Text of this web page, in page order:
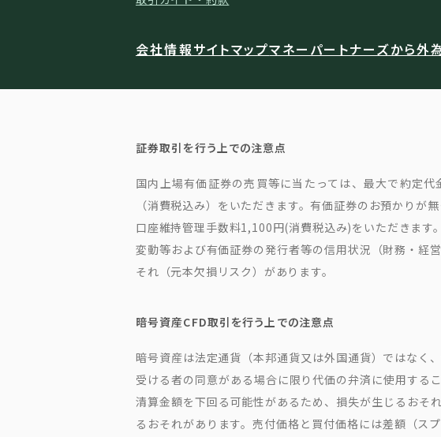
会社情報サイトマップマネーパートナーズから外
証券取引を行う上での注意点
国内上場有価証券の売買等に当たっては、最大で約定
（消費税込み）をいただきます。有価証券のお預かり
口座維持管理手数料1,100円(消費税込み)をいただきます
変動等および有価証券の発行者等の信用状況（財務・経
それ（元本欠損リスク）があります。
暗号資産CFD取引を行う上での注意点
暗号資産は法定通貨（本邦通貨又は外国通貨）ではなく
受ける者の同意がある場合に限り代価の弁済に使用する
清算金額を下回る可能性があるため、損失が生じるおそ
るおそれがあります。売付価格と買付価格には差額（ス